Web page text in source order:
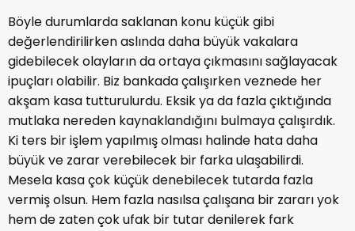
Böyle durumlarda saklanan konu küçük gibi
değerlendirilirken aslında daha büyük vakalara
gidebilecek olayların da ortaya çıkmasını sağlayacak
ipuçları olabilir. Biz bankada çalışırken veznede her
akşam kasa tutturulurdu. Eksik ya da fazla çıktığında
mutlaka nereden kaynaklandığını bulmaya çalışırdık.
Ki ters bir işlem yapılmış olması halinde hata daha
büyük ve zarar verebilecek bir farka ulaşabilirdi.
Mesela kasa çok küçük denebilecek tutarda fazla
vermiş olsun. Hem fazla nasılsa çalışana bir zararı yok
hem de zaten çok ufak bir tutar denilerek fark